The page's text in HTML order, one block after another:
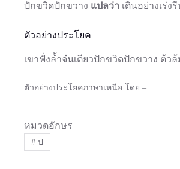
ปักขวิดปักขวาง แปลว่า เดินอย่างเร่
ตัวอย่างประโยค
เขาฟั่งล้ำจ๋นเตียวปักขวิดปักขวาง ต้ว
ตัวอย่างประโยคภาษาเหนือ โดย –
หมวดอักษร
#ป